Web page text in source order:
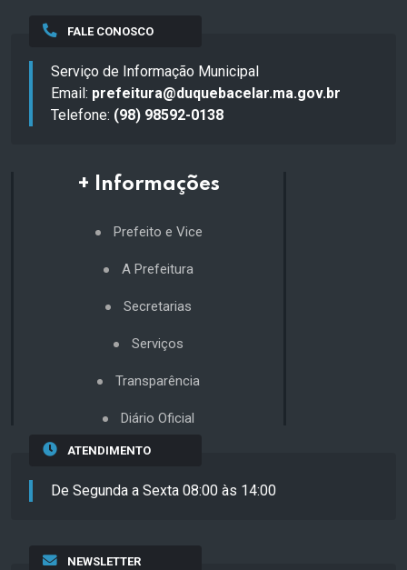
FALE CONOSCO
Serviço de Informação Municipal
Email: prefeitura@duquebacelar.ma.gov.br
Telefone: (98) 98592-0138
+ Informações
Prefeito e Vice
A Prefeitura
Secretarias
Serviços
Transparência
Diário Oficial
ATENDIMENTO
De Segunda a Sexta 08:00 às 14:00
NEWSLETTER